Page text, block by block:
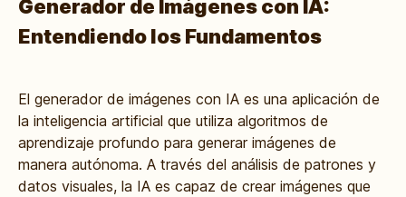
Generador de Imágenes con IA:
Entendiendo los Fundamentos
El generador de imágenes con IA es una aplicación de
la inteligencia artificial que utiliza algoritmos de
aprendizaje profundo para generar imágenes de
manera autónoma. A través del análisis de patrones y
datos visuales, la IA es capaz de crear imágenes que